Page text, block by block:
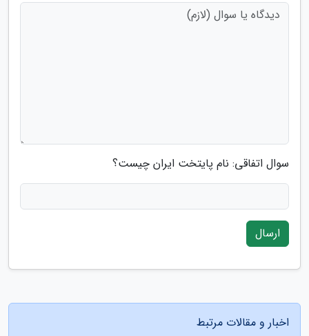
سوال اتفاقی: نام پایتخت ایران چیست؟
ارسال
اخبار و مقالات مرتبط